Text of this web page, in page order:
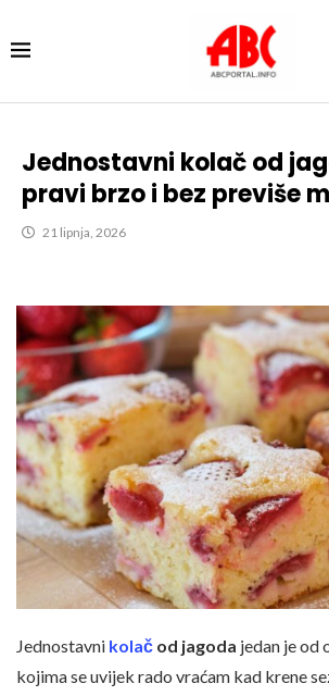
Jednostavni kolač od
pravi brzo i bez previše
21 lipnja, 2026
Jednostavni kolač od jagoda jedan je od
kojima se uvijek rado vraćam kad krene